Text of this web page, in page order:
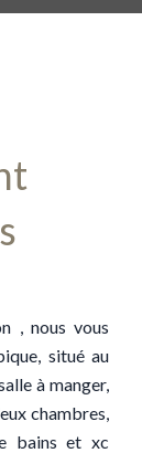
, nous vous
situé au
à manger,
chambres,
bains et xc